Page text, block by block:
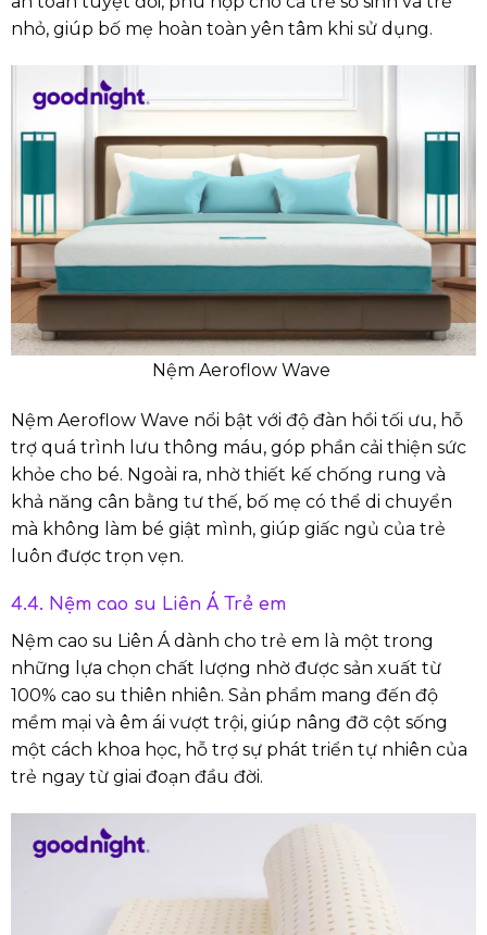
nhỏ, giúp bố mẹ hoàn toàn yên tâm khi sử dụng.
Nệm Aeroflow Wave
Nệm Aeroflow Wave nổi bật với độ đàn hồi tối ưu, hỗ
trợ quá trình lưu thông máu, góp phần cải thiện sức
khỏe cho bé. Ngoài ra, nhờ thiết kế chống rung và
khả năng cân bằng tư thế, bố mẹ có thể di chuyển
mà không làm bé giật mình, giúp giấc ngủ của trẻ
luôn được trọn vẹn.
4.4. Nệm cao su Liên Á Trẻ em
Nệm cao su Liên Á dành cho trẻ em là một trong
những lựa chọn chất lượng nhờ được sản xuất từ
100% cao su thiên nhiên. Sản phẩm mang đến độ
mềm mại và êm ái vượt trội, giúp nâng đỡ cột sống
một cách khoa học, hỗ trợ sự phát triển tự nhiên của
trẻ ngay từ giai đoạn đầu đời.